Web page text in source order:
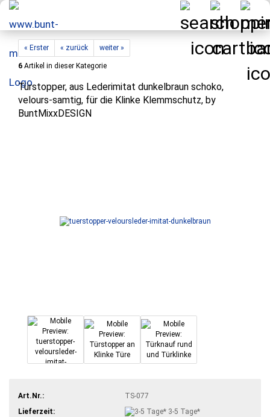
« Erster « zurück weiter »
6 Artikel in dieser Kategorie
Türstopper, aus Lederimitat dunkelbraun schoko,
velours-samtig, für die Klinke Klemmschutz, by
BuntMixxDESIGN
Art.Nr.:
TS-077
Lieferzeit:
3-5 Tage*